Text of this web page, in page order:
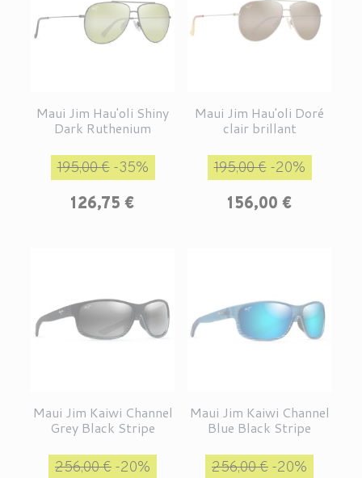
Maui Jim Hau'oli Shiny
Dark Ruthenium
Prix de base
195,00 €-35%
126,75 €
Maui Jim Hau'oli Doré
clair brillant
Prix de base
195,00 €-20%
156,00 €
Maui Jim Kaiwi Channel
Grey Black Stripe
Prix de base
256,00 € -20%
Maui Jim Kaiwi Channel
Blue Black Stripe
Prix de base
256,00 € -20%